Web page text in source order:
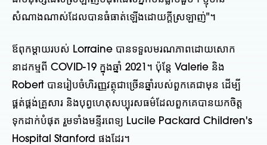
សំណាង​ណាស់​ដែល​បាន​ធំធាត់​ឡើង​ដោយ​ក្ដី​ស្រឡាញ់"។
ឪពុកម្តាយរបស់ Lorraine បានទទួលមរណភាពដោយសោក
នាដកម្មពី COVID-19 ក្នុងឆ្នាំ 2021។ ប៉ុន្តែ Valerie និង
Robert បានរៀបចំហិរញ្ញវត្ថុជាច្រើនឆ្នាំរបស់ពួកគេជាមុន ដើម្បី
ផ្គត់ផ្គង់គ្រួសារ និងបុព្វហេតុសប្បុរសធម៌ដែលពួកគេបានយកចិត្ត
ទុកដាក់បំផុត រួមទាំងមន្ទីរពេទ្យ Lucile Packard Children's
Hospital Stanford ផងដែរ។